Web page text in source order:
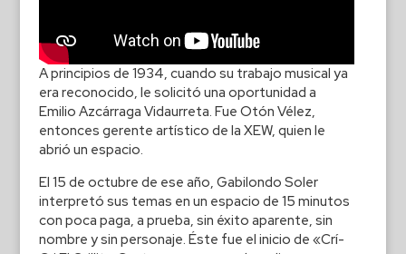
A principios de 1934, cuando su trabajo musical ya
era reconocido, le solicitó una oportunidad a
Emilio Azcárraga Vidaurreta. Fue Otón Vélez,
entonces gerente artístico de la XEW, quien le
abrió un espacio.
El 15 de octubre de ese año, Gabilondo Soler
interpretó sus temas en un espacio de 15 minutos
con poca paga, a prueba, sin éxito aparente, sin
nombre y sin personaje. Éste fue el inicio de «Crí-